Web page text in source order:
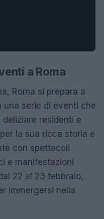
a Roma
Roma si prepara a
serie di eventi che
residenti e
la sua ricca storia e
con spettacoli
e manifestazioni
22 al 23 febbraio,
immergersi nella